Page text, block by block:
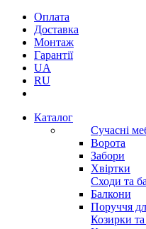
Оплата
Доставка
Монтаж
Гарантії
UA
RU
Каталог
Сучасні
Ворота
Забори
Хвіртки
Сходи та
Балкони
Поруччя
Козирки та